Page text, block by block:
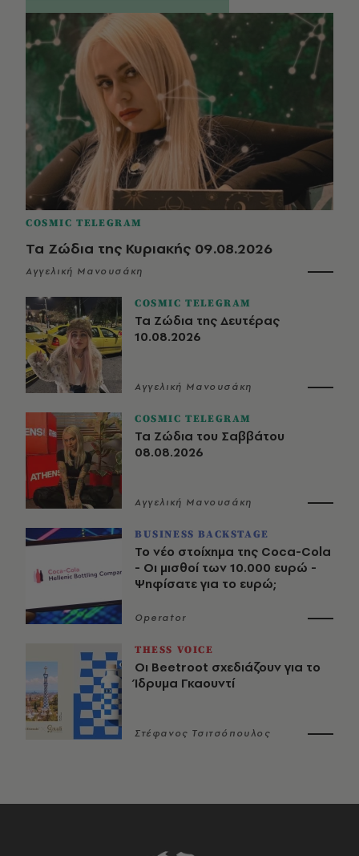
COSMIC TELEGRAM
Τα Ζώδια της Κυριακής 09.08.2026
Αγγελική Μανουσάκη
COSMIC TELEGRAM
Τα Ζώδια της Δευτέρας
10.08.2026
Αγγελική Μανουσάκη
COSMIC TELEGRAM
Τα Ζώδια του Σαββάτου
08.08.2026
Αγγελική Μανουσάκη
BUSINESS BACKSTAGE
Το νέο στοίχημα της Coca-Cola
- Οι μισθοί των 10.000 ευρώ -
Ψηφίσατε για το ευρώ;
Operator
THESS VOICE
Οι Beetroot σχεδιάζουν για το
Ίδρυμα Γκαουντί
Στέφανος Τσιτσόπουλος